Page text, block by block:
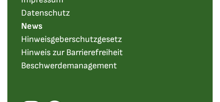
Datenschutz
News
Hinweisgeberschutzgesetz
Hinweis zur Barrierefreiheit
Beschwerdemanagement